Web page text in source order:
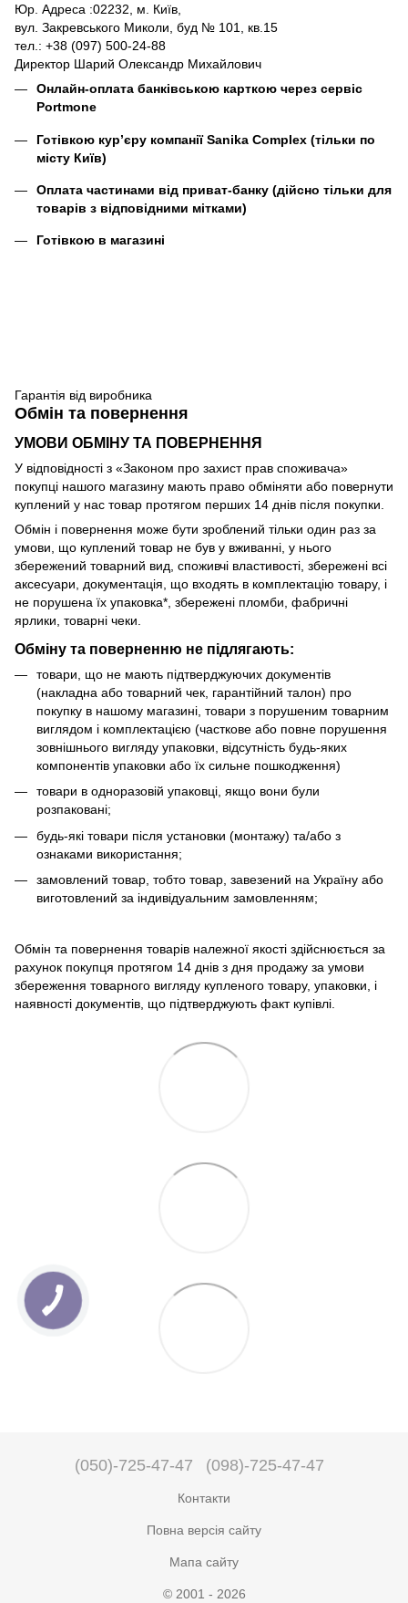
Юр. Адреса :02232, м. Київ,
вул. Закревського Миколи, буд № 101, кв.15
тел.: +38 (097) 500-24-88
Директор Шарий Олександр Михайлович
Онлайн-оплата банківською карткою через сервіс
Portmone
Готівкою кур’єру компаніїSanika Complex (тільки по
місту Київ)
Оплата частинами від приват-банку (дійсно тільки для
товарів з відповідними мітками)
Готівкою в магазині
Гарантія від виробника
Обмін та повернення
УМОВИ ОБМІНУ ТА ПОВЕРНЕННЯ
У відповідності з «Законом про захист прав споживача»
покупці нашого магазину мають право обміняти або повернути
куплений у нас товар протягом перших 14 днів після покупки.
Обмін і повернення може бути зроблений тільки один раз за
умови, що куплений товар не був у вживанні, у нього
збережений товарний вид, споживчі властивості, збережені всі
аксесуари, документація, що входять в комплектацію товару, і
не порушена їх упаковка*, збережені пломби, фабричні
ярлики, товарні чеки.
Обміну та поверненню не підлягають:
товари, що не мають підтверджуючих документів
(накладна або товарний чек, гарантійний талон) про
покупку в нашому магазині, товари з порушеним товарним
виглядом і комплектацією (часткове або повне порушення
зовнішнього вигляду упаковки, відсутність будь-яких
компонентів упаковки або їх сильне пошкодження)
товари в одноразовій упаковці, якщо вони були
розпаковані;
будь-які товари після установки (монтажу) та/або з
ознаками використання;
замовлений товар, тобто товар, завезений на Україну або
виготовлений за індивідуальним замовленням;
Обмін та повернення товарів належної якості здійснюється за
рахунок покупця протягом 14 днів з дня продажу за умови
збереження товарного вигляду купленого товару, упаковки, і
наявності документів, що підтверджують факт купівлі.
(050)-725-47-47 (098)-725-47-47
Контакти
Повна версія сайту
Мапа сайту
© 2001 - 2026